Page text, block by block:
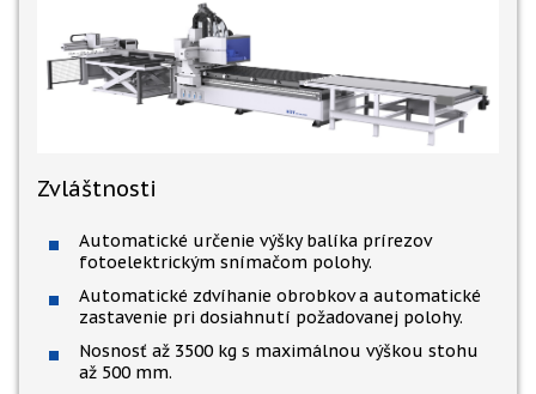
Zvláštnosti
Automatické určenie výšky balíka prírezov
fotoelektrickým snímačom polohy.
Automatické zdvíhanie obrobkov a automatické
zastavenie pri dosiahnutí požadovanej polohy.
Nosnosť až 3500 kg s maximálnou výškou stohu
až 500 mm.